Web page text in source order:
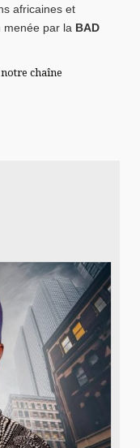
africaines et
menée par la BAD
chaîne